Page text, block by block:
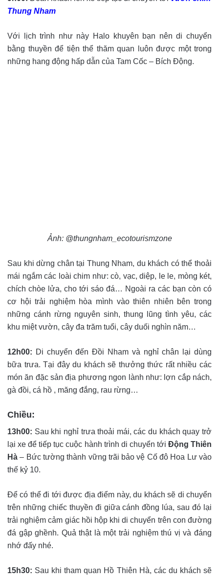
Thung Nham
Với lịch trình như này Halo khuyên bạn nên di chuyển
bằng thuyền để tiện thể thăm quan luôn được một trong
những hang động hấp dẫn của Tam Cốc – Bích Động.
Ảnh: @thungnham_ecotourismzone
Sau khi dừng chân tại Thung Nham, du khách có thể thoải
mái ngắm các loài chim như: cò, vạc, diệp, le le, mòng két,
chích chòe lửa, cho tới sáo đá… Ngoài ra các bạn còn có
cơ hội trải nghiệm hòa mình vào thiên nhiên bên trong
những cánh rừng nguyên sinh, thung lũng tình yêu, các
khu miệt vườn, cây đa trăm tuổi, cây duối nghìn năm…
12h00: Di chuyển đến Đồi Nham và nghỉ chân lại dùng
bữa trưa. Tại đây du khách sẽ thưởng thức rất nhiều các
món ăn đặc sản địa phương ngon lành như: lợn cắp nách,
gà đồi, cá hồ , măng đắng, rau rừng…
Chiều:
13h00: Sau khi nghỉ trưa thoải mái, các du khách quay trở
lại xe để tiếp tục cuộc hành trình di chuyển tới Động Thiên
Hà – Bức tường thành vững trãi bảo vệ Cố đô Hoa Lư vào
thế kỷ 10.
Để có thể đi tới được địa điểm này, du khách sẽ di chuyển
trên những chiếc thuyền đi giữa cánh đồng lúa, sau đó lại
trải nghiệm cảm giác hồi hộp khi di chuyển trên con đường
đá gập ghềnh. Quả thật là một trải nghiệm thú vị và đáng
nhớ đấy nhé.
15h30: Sau khi tham quan Hồ Thiên Hà, các du khách sẽ